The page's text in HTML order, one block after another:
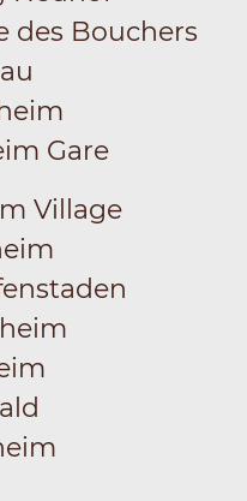
des Bouchers
Gare
Village